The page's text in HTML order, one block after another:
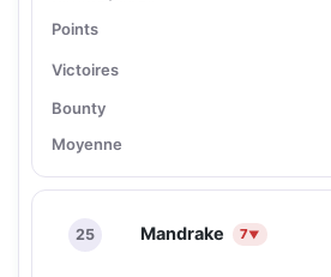
25 Mandrake 7▼